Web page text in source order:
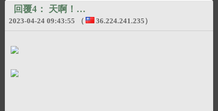
回覆4： 天啊！…
2023-04-24 09:43:55 （ 36.224.241.235）